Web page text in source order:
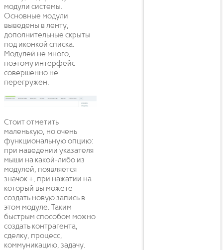
модули системы.
Основные модули
выведены в ленту,
дополнительные скрыты
под иконкой списка.
Модулей не много,
поэтому интерфейс
совершенно не
перегружен.
Стоит отметить
маленькую, но очень
функциональную опцию:
при наведении указателя
мыши на какой-либо из
модулей, появляется
значок +, при нажатии на
который вы можете
создать новую запись в
этом модуле. Таким
быстрым способом можно
создать контрагента,
сделку, процесс,
коммуникацию, задачу.